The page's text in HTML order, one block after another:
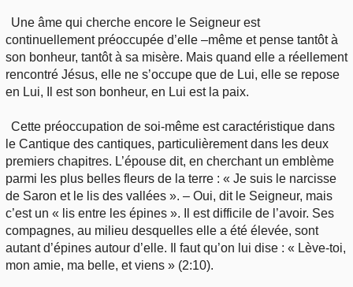
Une âme qui cherche encore le Seigneur est
continuellement préoccupée d’elle –même et pense tantôt à
son bonheur, tantôt à sa misère. Mais quand elle a réellement
rencontré Jésus, elle ne s’occupe que de Lui, elle se repose
en Lui, Il est son bonheur, en Lui est la paix.
Cette préoccupation de soi-même est caractéristique dans
le Cantique des cantiques, particulièrement dans les deux
premiers chapitres. L’épouse dit, en cherchant un emblème
parmi les plus belles fleurs de la terre : « Je suis le narcisse
de Saron et le lis des vallées ». – Oui, dit le Seigneur, mais
c’est un « lis entre les épines ». Il est difficile de l’avoir. Ses
compagnes, au milieu desquelles elle a été élevée, sont
autant d’épines autour d’elle. Il faut qu’on lui dise : « Lève-toi,
mon amie, ma belle, et viens » (2:10).